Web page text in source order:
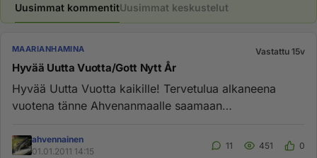
Uusimmat kommentitUusimmat keskustelut
MAARIANHAMINA Vastattu 15v
Hyvää Uutta Vuotta/Gott Nytt År
Hyvää Uutta Vuotta kaikille! Tervetulua alkaneena
vuotena tänne Ahvenanmaalle saamaan
ahvennainen
01.01.2011 14:15
11 451 0